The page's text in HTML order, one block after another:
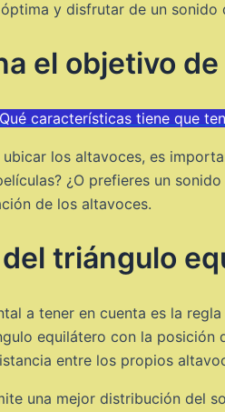
y disfrutar de un sonido
el objetivo
características tiene que
los altavoces, es
¿O prefieres un
de los altavoces.
triángulo
a tener en cuenta es la
equilátero con la posición
entre los propios
una mejor distribución del